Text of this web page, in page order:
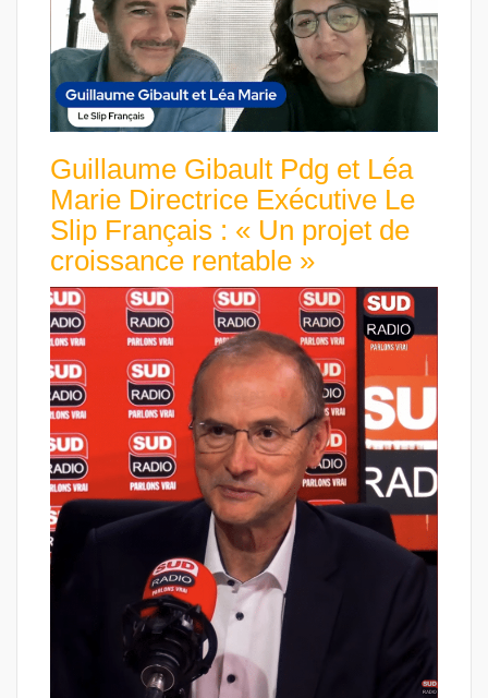
Guillaume Gibault Pdg et Léa
Marie Directrice Exécutive Le
Slip Français : « Un projet de
croissance rentable »